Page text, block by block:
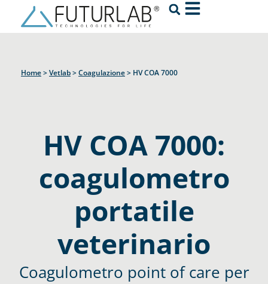
Home>Vetlab>Coagulazione> HV COA 7000
HV COA 7000:
coagulometro
portatile
veterinario
Coagulometro point of care per